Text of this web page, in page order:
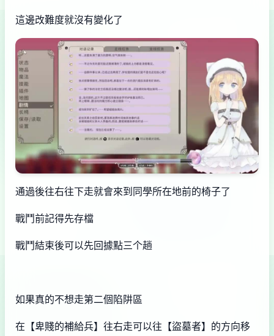
這邊改難度就沒有變化了
通過後往右往下走就會來到同學所在地前的椅子了
戰鬥前記得先存檔
戰鬥結束後可以先回據點三个趟
如果真的不想走第二個陷阱區
在【卑賤的補給兵】往右走可以往【盜墓者】的方向移